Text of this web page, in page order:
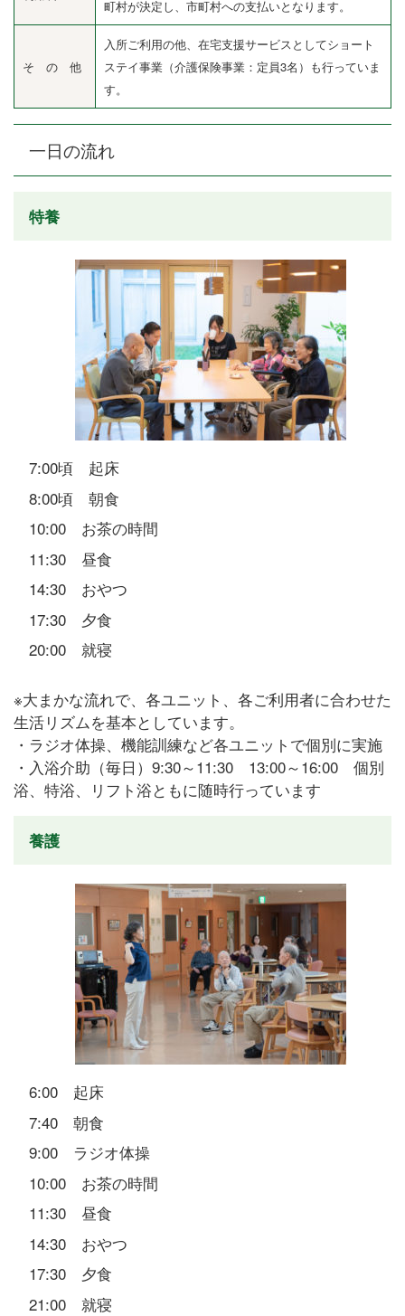
町村が決定し、市町村への支払いとなります。
そ の 他
入所ご利用の他、在宅支援サービスとしてショート
ステイ事業（介護保険事業：定員3名）も行っていま
す。
一日の流れ
特養
7:00頃 起床
8:00頃 朝食
10:00 お茶の時間
11:30 昼食
14:30 おやつ
17:30 夕食
20:00 就寝
※大まかな流れで、各ユニット、各ご利用者に合わせた
生活リズムを基本としています。
・ラジオ体操、機能訓練など各ユニットで個別に実施
・入浴介助（毎日）9:30～11:30 13:00～16:00 個別
浴、特浴、リフト浴ともに随時行っています
養護
6:00 起床
7:40 朝食
9:00 ラジオ体操
10:00 お茶の時間
11:30 昼食
14:30 おやつ
17:30 夕食
21:00 就寝